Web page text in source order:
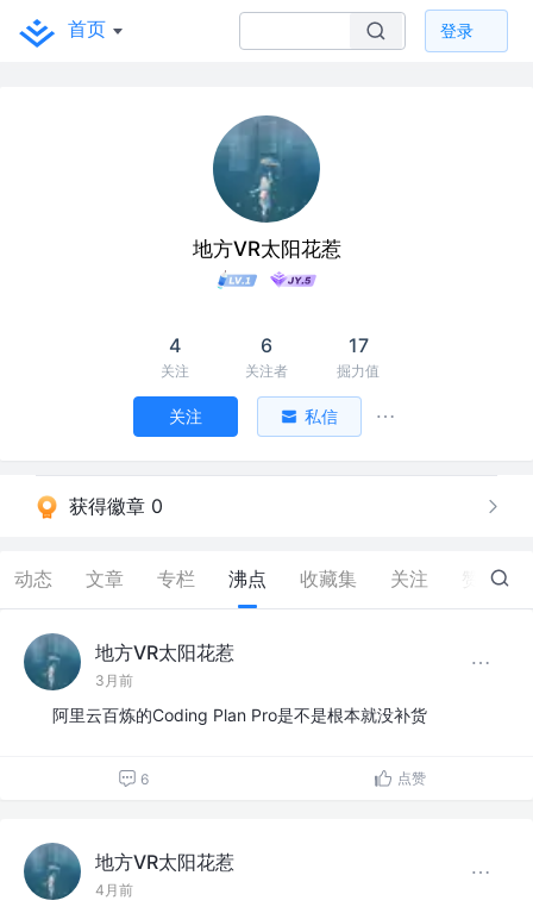
首页 登录
地方VR太阳花惹
4
关注
6
关注者
17
掘力值
关注 私信
获得徽章 0
动态 文章 专栏 沸点 收藏集 关注 36
地方VR太阳花惹
3月前
阿里云百炼的Coding Plan Pro是不是根本就没补货
6 点赞
地方VR太阳花惹
4月前